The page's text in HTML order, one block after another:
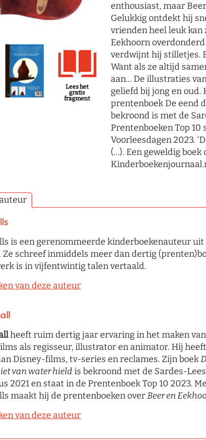
Lees het
gratis
fragment
enthousiast, maar
Gelukkig ontdekt hij
vrienden heel leuk kan
Eekhoorn
verdwijnt hij stilletjes.
Want als ze altijd
aan… De illustraties
geliefd bij jong en oud.
prentenboek De eend
bekroond is met de
Prentenboeken Top
Voorleesdagen 2023.
(…). Een geweldig boek
is een gerenommeerde kinderboekenauteur uit
Ze schreef inmiddels meer dan dertig
is in vijfentwintig talen vertaald.
van deze auteur
heeft ruim dertig jaar ervaring in het maken van
als regisseur, illustrator en animator. Hij heeft
Disney-films, tv-series en reclames. Zijn boek
van water hield is bekroond met de Sardes-
2021 en staat in de Prentenboek Top 10 2023.
maakt hij de prentenboeken overBeer en
van deze auteur